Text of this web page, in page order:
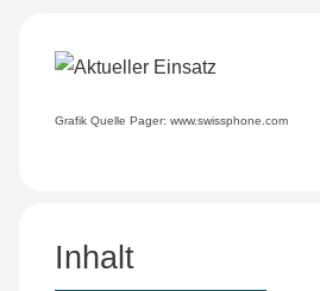
Grafik Quelle Pager: www.swissphone.com
Inhalt